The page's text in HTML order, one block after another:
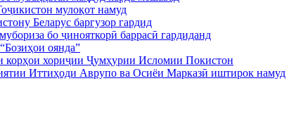
мулоқот намуд
Беларус баргузор гардид
бо ҷинояткорӣ баррасӣ гардиданд
оянда”
корҳои хориҷии Ҷумҳурии Исломии Покистон
Иттиҳоди Аврупо ва Осиёи Марказӣ иштирок намуд